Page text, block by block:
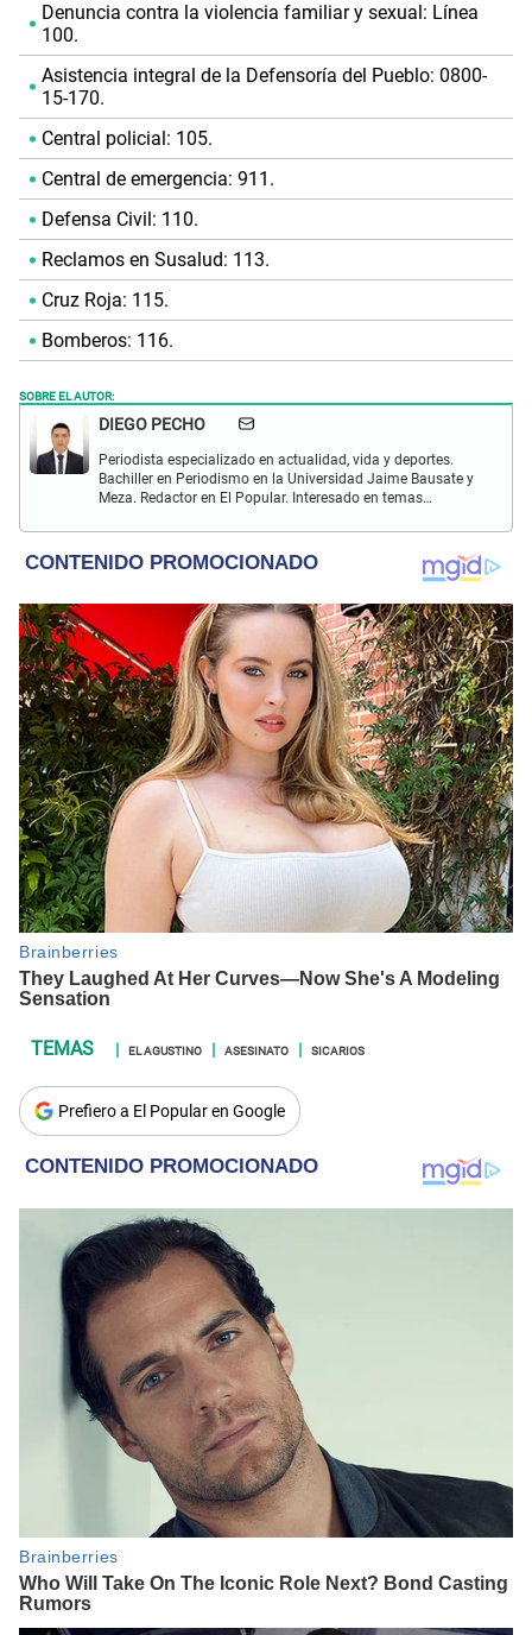
Denuncia contra la violencia familiar y sexual: Línea
100.
Asistencia integral de la Defensoría del Pueblo: 0800-
15-170.
Central policial: 105.
Central de emergencia: 911.
Defensa Civil: 110.
Reclamos en Susalud: 113.
Cruz Roja: 115.
Bomberos: 116.
SOBRE EL AUTOR:
DIEGO PECHO
Periodista especializado en actualidad, vida y deportes.
Bachiller en Periodismo en la Universidad Jaime Bausate y
Meza. Redactor en El Popular. Interesado en temas
internacional, trucos caseros y educación.
EL AGUSTINO ASESINATO SICARIOS
Prefiero a El Popular en Google